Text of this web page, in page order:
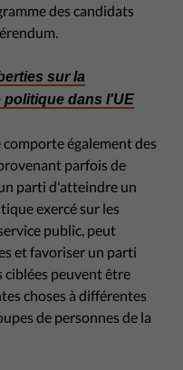
des candidats
sur la
politique dans l'UE
également des
parfois de
parti d'atteindre un
exercé sur les
public, peut
et favoriser un parti
peuvent être
choses à différentes
de personnes de la